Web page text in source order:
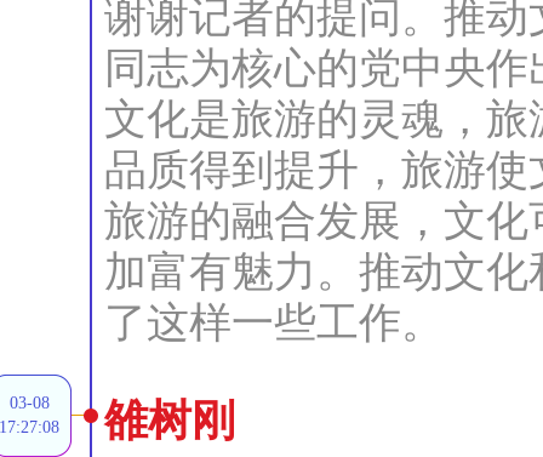
谢谢记者的提问。推
同志为核心的党中央
文化是旅游的灵魂，
品质得到提升，旅游
旅游的融合发展，文
加富有魅力。推动文
了这样一些工作。
03-08
17:27:08
雒树刚